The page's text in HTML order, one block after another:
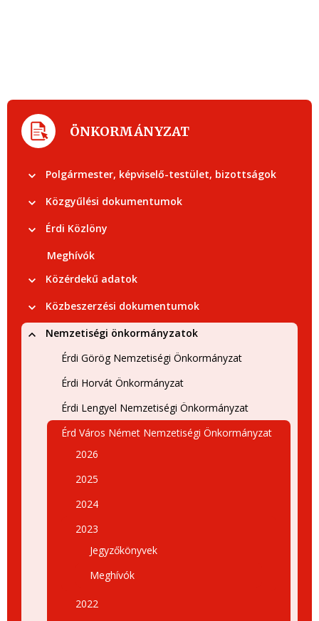
ÖNKORMÁNYZAT
Polgármester, képviselő-testület, bizottságok
Közgyűlési dokumentumok
Érdi Közlöny
Meghívók
Közérdekű adatok
Közbeszerzési dokumentumok
Nemzetiségi önkormányzatok
Érdi Görög Nemzetiségi Önkormányzat
Érdi Horvát Önkormányzat
Érdi Lengyel Nemzetiségi Önkormányzat
Érd Város Német Nemzetiségi Önkormányzat
2026
2025
2024
2023
Jegyzőkönyvek
Meghívók
2022